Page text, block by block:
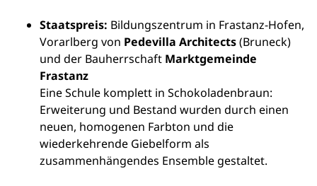
Staatspreis: Bildungszentrum in Frastanz-Hofen,
Vorarlberg von Pedevilla Architects(Bruneck)
und der Bauherrschaft Marktgemeinde
Frastanz
Eine Schule komplett in Schokoladenbraun:
Erweiterung und Bestand wurden durch einen
neuen, homogenen Farbton und die
wiederkehrende Giebelform als
zusammenhängendes Ensemble gestaltet.